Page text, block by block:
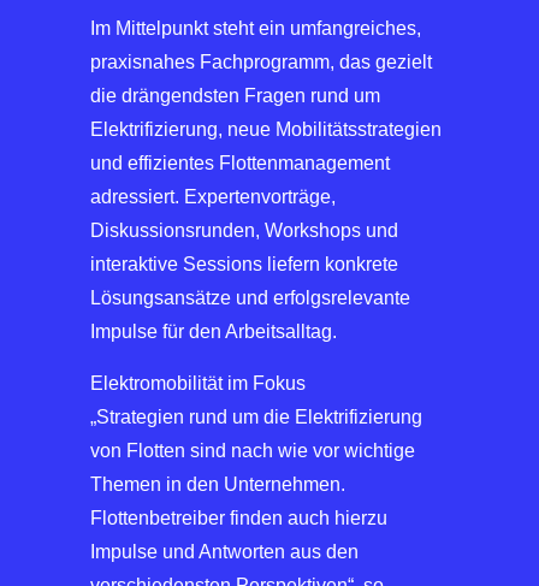
Im Mittelpunkt steht ein umfangreiches,
praxisnahes Fachprogramm, das gezielt
die drängendsten Fragen rund um
Elektrifizierung, neue Mobilitätsstrategien
und effizientes Flottenmanagement
adressiert. Expertenvorträge,
Diskussionsrunden, Workshops und
interaktive Sessions liefern konkrete
Lösungsansätze und erfolgsrelevante
Impulse für den Arbeitsalltag.
Elektromobilität im Fokus
„Strategien rund um die Elektrifizierung
von Flotten sind nach wie vor wichtige
Themen in den Unternehmen.
Flottenbetreiber finden auch hierzu
Impulse und Antworten aus den